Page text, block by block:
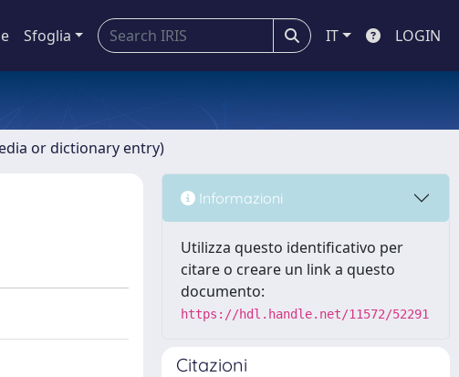
Sfoglia IT LOGIN
or dictionary entry)
Informazioni
Utilizza questo identificativo per
citare o creare un link a questo
documento:
https://hdl.handle.net/11572/52291
Citazioni